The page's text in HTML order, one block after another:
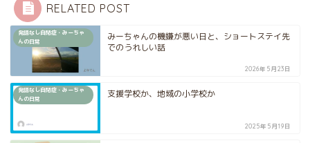
RELATED POST
発語なし自閉症・みーちゃ
んの日常
みーちゃんの機嫌が悪い日と、ショートステイ先
でのうれしい話
2026年5月23日
発語なし自閉症・みーちゃ
んの日常
支援学校か、地域の小学校か
2025年5月19日